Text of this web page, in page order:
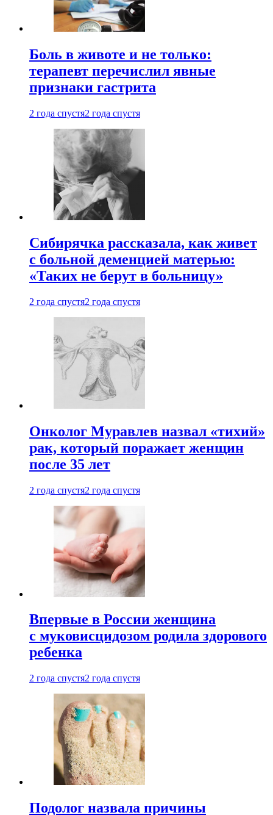
Боль в животе и не только:
терапевт перечислил явные
признаки гастрита
2 года спустя2 года спустя
Сибирячка рассказала, как живет
с больной деменцией матерью:
«Таких не берут в больницу»
2 года спустя2 года спустя
Онколог Муравлев назвал «тихий»
рак, который поражает женщин
после 35 лет
2 года спустя2 года спустя
Впервые в России женщина
с муковисцидозом родила здорового
ребенка
2 года спустя2 года спустя
Подолог назвала причины